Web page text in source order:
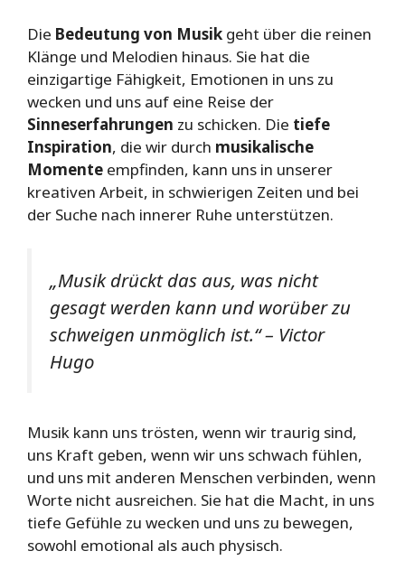
Die Bedeutung von Musik geht über die reinen
Klänge und Melodien hinaus. Sie hat die
einzigartige Fähigkeit, Emotionen in uns zu
wecken und uns auf eine Reise der
Sinneserfahrungen zu schicken. Die tiefe
Inspiration, die wir durch musikalische
Momente empfinden, kann uns in unserer
kreativen Arbeit, in schwierigen Zeiten und bei
der Suche nach innerer Ruhe unterstützen.
„Musik drückt das aus, was nicht
gesagt werden kann und worüber zu
schweigen unmöglich ist.“ – Victor
Hugo
Musik kann uns trösten, wenn wir traurig sind,
uns Kraft geben, wenn wir uns schwach fühlen,
und uns mit anderen Menschen verbinden, wenn
Worte nicht ausreichen. Sie hat die Macht, in uns
tiefe Gefühle zu wecken und uns zu bewegen,
sowohl emotional als auch physisch.